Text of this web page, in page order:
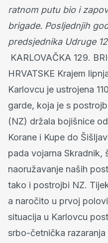
ratnom putu bio i
brigade. Posljednjih
predsjednika Udruge
KARLOVAČKA 129.
HRVATSKE Krajem
Karlovcu je ustrojena
garde, koja je s
(NZ) držala bojišnice
Korane i Kupe do
pada vojarna Skradnik,
naoružavanje naših
tako i postrojbi NZ.
a naročito u prvoj
situacija u Karlovcu
srbo-četnička